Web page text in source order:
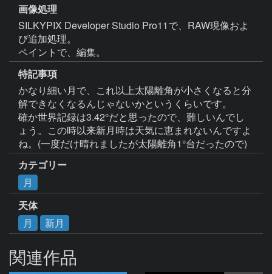
画像処理
SILKYPIX Developer Studio Pro11で、RAW現像およ
び追加処理。
ペイントで、編集。
特記事項
かなり細い月で、これ以上太陽離角が小さくなると分
解できなくなるんじゃないかというくらいです。
確か世界記録は3.42°だと思ったので、難しいんでし
ょう。この時以来新月時は天気に恵まれないんですよ
ね。(一度だけ晴れましたが太陽離角1°台だったので)
カテゴリー
月
天体
月
新月
関連作品